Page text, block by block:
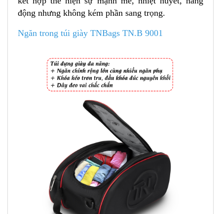
động nhưng không kém phần sang trọng.
Ngăn trong túi giày TNBags TN.B 9001